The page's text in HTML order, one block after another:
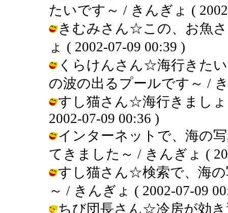
たいです～ / きんぎょ (
きむみさん☆この、お魚
ょ ( 2002-07-09 00:39 )
くらけんさん☆海行きた
の波の出るプールです～ /
すし猫さん☆海行きまし
2002-07-09 00:36 )
インターネットで、海の
てきました～ / きんぎょ (
すし猫さん☆検索で、海
～ / きんぎょ ( 2002-07-09
ちび団長さん☆冷房が効